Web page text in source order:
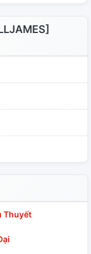
Thuyết